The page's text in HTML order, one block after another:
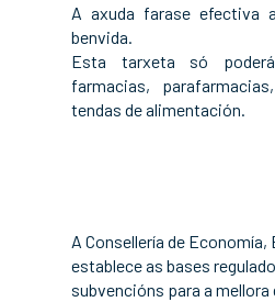
A axuda farase efectiva
benvida.
Esta tarxeta só
farmacias,
tendas de alimentación.
A Consellería de
establece as bases
subvencións para a mellora